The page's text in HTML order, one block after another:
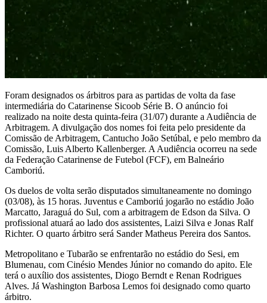
Foram designados os árbitros para as partidas de volta da fase
intermediária do Catarinense Sicoob Série B. O anúncio foi
realizado na noite desta quinta-feira (31/07) durante a Audiência de
Arbitragem. A divulgação dos nomes foi feita pelo presidente da
Comissão de Arbitragem, Cantucho João Setúbal, e pelo membro da
Comissão, Luis Alberto Kallenberger. A Audiência ocorreu na sede
da Federação Catarinense de Futebol (FCF), em Balneário
Camboriú.
Os duelos de volta serão disputados simultaneamente no domingo
(03/08), às 15 horas. Juventus e Camboriú jogarão no estádio João
Marcatto, Jaraguá do Sul, com a arbitragem de Edson da Silva. O
profissional atuará ao lado dos assistentes, Laizi Silva e Jonas Ralf
Richter. O quarto árbitro será Sander Matheus Pereira dos Santos.
Metropolitano e Tubarão se enfrentarão no estádio do Sesi, em
Blumenau, com Cinésio Mendes Júnior no comando do apito. Ele
terá o auxílio dos assistentes, Diogo Berndt e Renan Rodrigues
Alves. Já Washington Barbosa Lemos foi designado como quarto
árbitro.